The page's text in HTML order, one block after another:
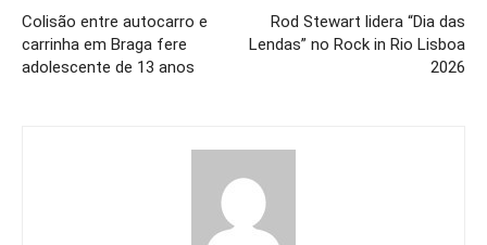
Colisão entre autocarro e
carrinha em Braga fere
adolescente de 13 anos
Rod Stewart lidera “Dia das
Lendas” no Rock in Rio Lisboa
2026